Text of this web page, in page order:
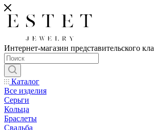
Интернет-магазин представительского
Каталог
Все изделия
Серьги
Кольца
Браслеты
Свадьба